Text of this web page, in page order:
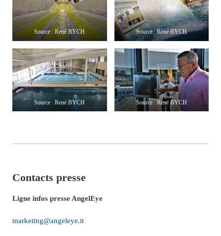
Source : René BYCH Source : René BYCH
Source : René BYCH Source : René BYCH
Contacts presse
Ligne infos presse AngelEye
marketing@angeleye.it